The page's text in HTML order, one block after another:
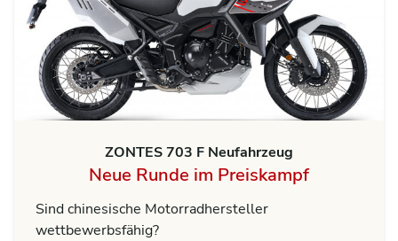
ZONTES 703 F Neufahrzeug
Neue Runde im Preiskampf
Sind chinesische Motorradhersteller
wettbewerbsfähig?